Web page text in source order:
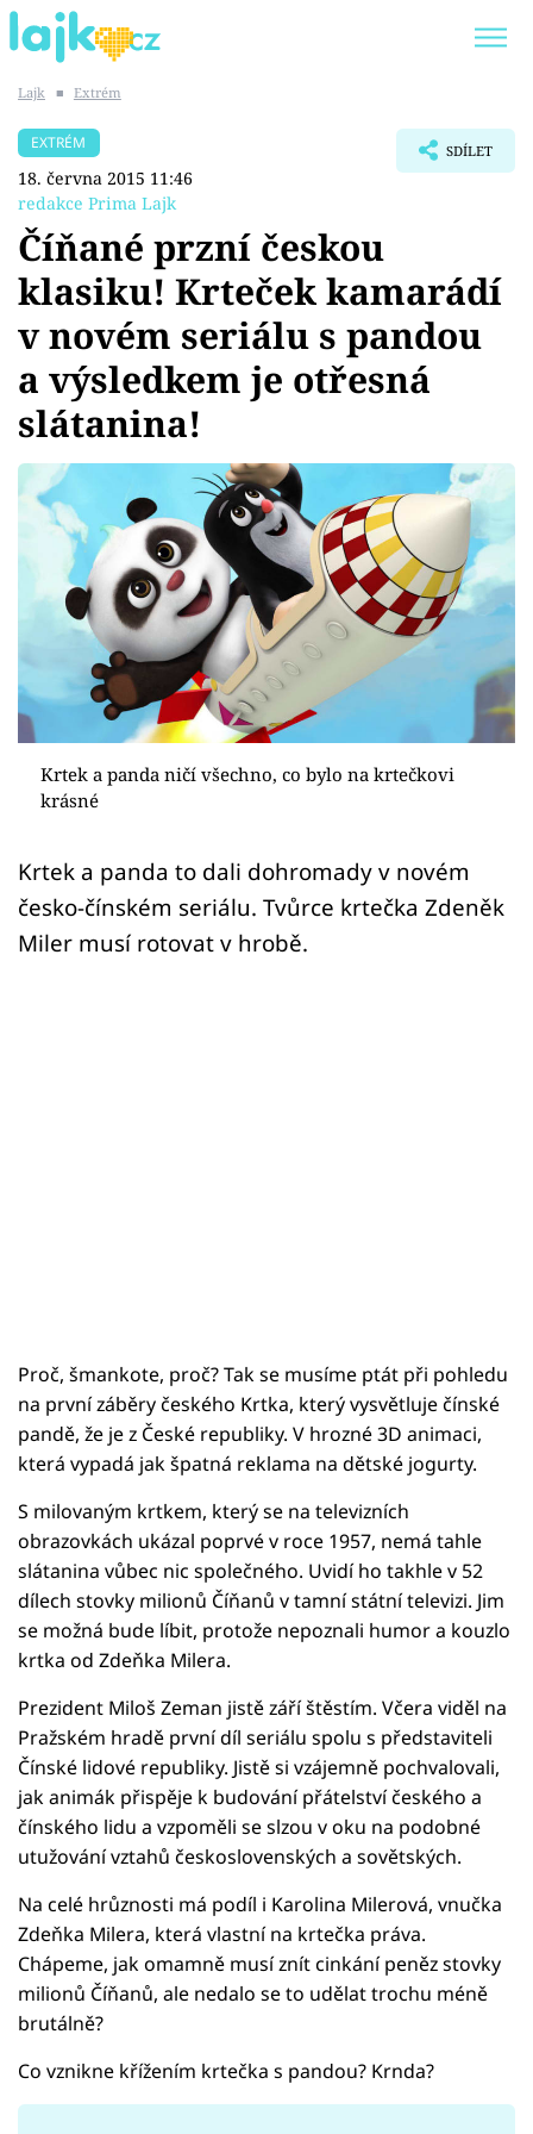
SHOPAHOLICADEL
Témata
Showbyznys
Youtubeři
Virály
Sex a vztahy
Videa
Sledujte prima+
Přihlášení
Sledujte nás
Lajk ■ Extrém
EXTRÉM
18. června 2015 11:46
redakce Prima Lajk
SDÍLET
Číňané przní českou
klasiku! Krteček kamarádí
v novém seriálu s pandou
a výsledkem je otřesná
slátanina!
Krtek a panda ničí všechno, co bylo na krtečkovi
krásné
Krtek a panda to dali dohromady v novém
česko-čínském seriálu. Tvůrce krtečka Zdeněk
Miler musí rotovat v hrobě.
Proč, šmankote, proč? Tak se musíme ptát při pohledu
na první záběry českého Krtka, který vysvětluje čínské
pandě, že je z České republiky. V hrozné 3D animaci,
která vypadá jak špatná reklama na dětské jogurty.
S milovaným krtkem, který se na televizních
obrazovkách ukázal poprvé v roce 1957, nemá tahle
slátanina vůbec nic společného. Uvidí ho takhle v 52
dílech stovky milionů Číňanů v tamní státní televizi. Jim
se možná bude líbit, protože nepoznali humor a kouzlo
krtka od Zdeňka Milera.
Prezident Miloš Zeman jistě září štěstím. Včera viděl na
Pražském hradě první díl seriálu spolu s představiteli
Čínské lidové republiky. Jistě si vzájemně pochvalovali,
jak animák přispěje k budování přátelství českého a
čínského lidu a vzpoměli se slzou v oku na podobné
utužování vztahů československých a sovětských.
Na celé hrůznosti má podíl i Karolina Milerová, vnučka
Zdeňka Milera, která vlastní na krtečka práva.
Chápeme, jak omamně musí znít cinkání peněz stovky
milionů Číňanů, ale nedalo se to udělat trochu méně
brutálně?
Co vznikne křížením krtečka s pandou? Krnda?